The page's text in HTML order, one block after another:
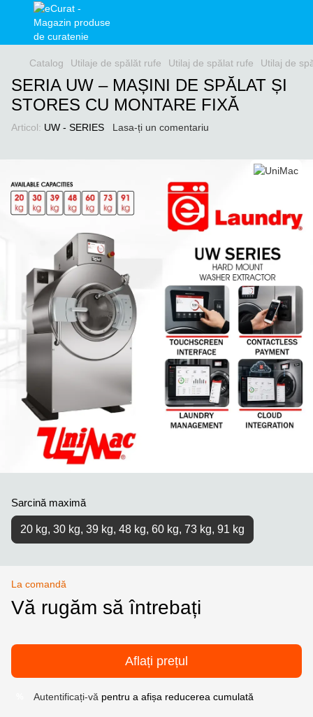
Catalog Utilaje de spălăt rufe Utilaj de spălat rufe Utilaj de
SERIA UW – MAȘINI DE SPĂLAT ȘI
STORES CU MONTARE FIXĂ
Articol: UW - SERIES Lasa-ți un comentariu
Sarcină maximă
20 kg, 30 kg, 39 kg, 48 kg, 60 kg, 73 kg, 91 kg
La comandă
Vă rugăm să întrebați
Aflați prețul
Autentificați-vă pentru a afișa reducerea cumulată